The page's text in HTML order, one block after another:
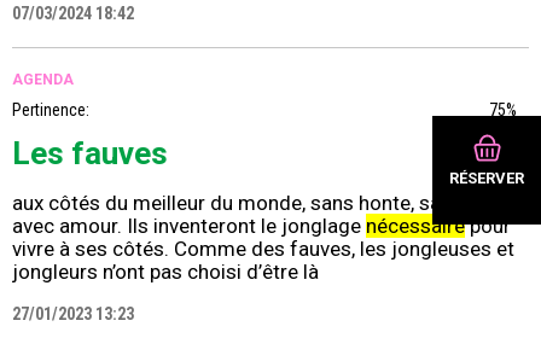
RÉSERVER
07/03/2024 18:42
AGENDA
Pertinence: 75%
Les fauves
aux côtés du meilleur du monde, sans honte, sans gêne,
avec amour. Ils inventeront le jonglage nécessairepour
vivre à ses côtés. Comme des fauves, les jongleuses et
jongleurs n’ont pas choisi d’être là
27/01/2023 13:23